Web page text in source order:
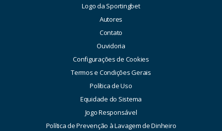
Logo da Sportingbet
Autores
Contato
Ouvidoria
Configurações de Cookies
Termos e Condições Gerais
Política de Uso
Equidade do Sistema
Jogo Responsável
Política de Prevenção à Lavagem de Dinheiro